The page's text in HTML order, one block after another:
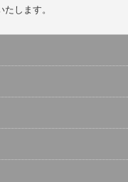
します。